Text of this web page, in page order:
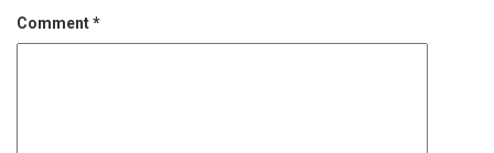
Comment*